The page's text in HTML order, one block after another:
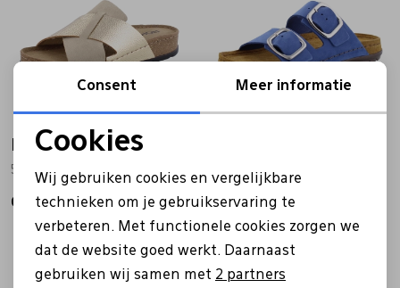
Rohde
5410 goud
69,95
5879 blauw
55,99 69,99
Sale
Noodzakelijke cookies
Analytische cookies
Marketing cookies
Consent Meer informatie
Cookies
Wij gebruiken cookies en vergelijkbare
technieken om je gebruikservaring te
verbeteren. Met functionele cookies zorgen we
dat de website goed werkt. Daarnaast
gebruiken wij samen met 2 partners